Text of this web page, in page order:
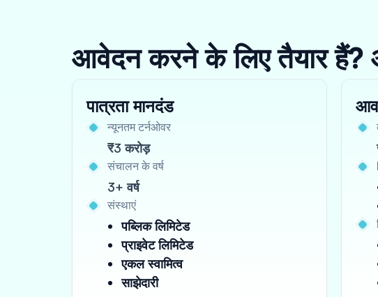
आवेदन करने के लिए तैयार हैं?
पात्रता मानदंड
न्यूनतम टर्नओवर
₹3 करोड़
संचालन के वर्ष
3+ वर्ष
संस्थाएं
पब्लिक लिमिटेड
प्राइवेट लिमिटेड
एकल स्वामित्व
साझेदारी